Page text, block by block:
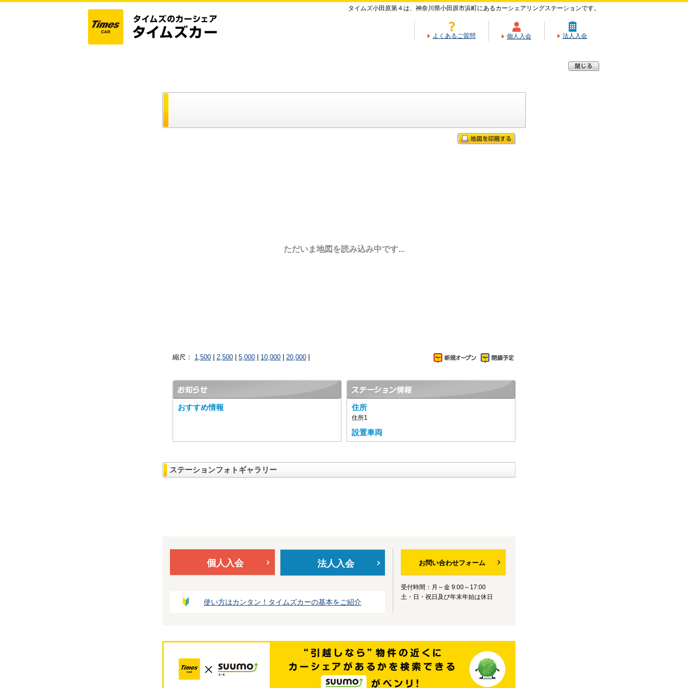
タイムズ小田原第４は、神奈川県小田原市浜町にあるカーシェアリングステーションです。
よくあるご質問 個人入会 法人入会
ただいま地図を読み込み中です...
縮尺： 1,500 2,500 5,000 10,000 20,000
おすすめ情報 住所
住所1
設置車両
ステーションフォトギャラリー
個人入会 法人入会
使い方はカンタン！タイムズカーの基本をご紹介
お問い合わせフォーム
受付時間：月～金 9:00～17:00
土・日・祝日及び年末年始は休日